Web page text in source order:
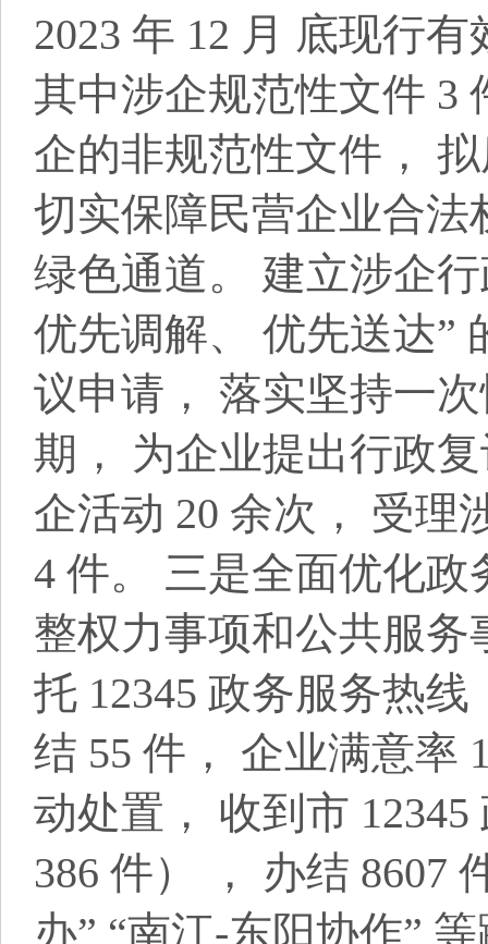
2023 年 12 月 底现行
其中涉企规范性文件 3
企的非规范性文件，
切实保障民营企业合
绿色通道。 建立涉企
优先调解、 优先送达”
议申请， 落实坚持一
期， 为企业提出行政
企活动 20 余次， 受理
4 件。 三是全面优化
整权力事项和公共服务
托 12345 政务服务热
结 55 件， 企业满意率
动处置， 收到市
386 件） ， 办结 8607
办” “南江-东阳协作”